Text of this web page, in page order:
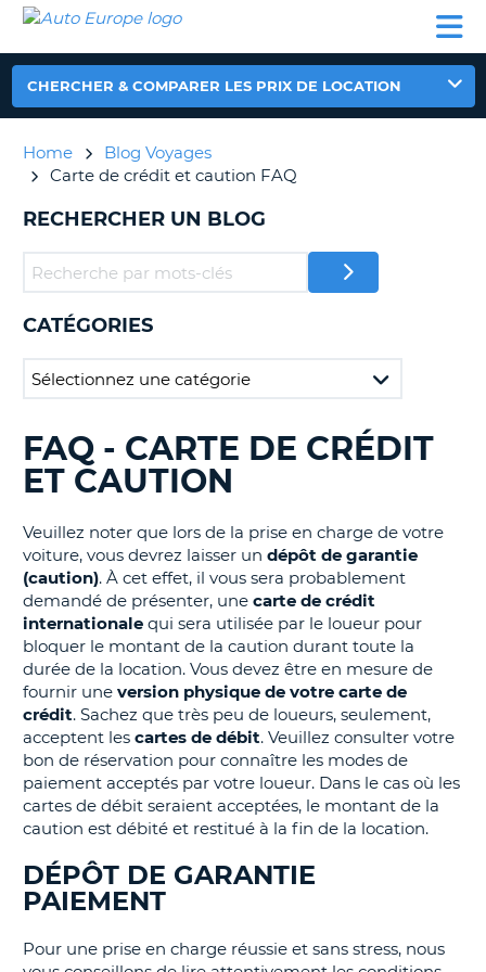
LOCATION
VOITURE
CAMPING-
CAR
CLIENT
AUTO
EUROPE
LOCATION
VOITURE
CAR
PARTENAIRES
CLIENT
COMPTE
GÉRER
MA
CHERCHER & COMPARER LES PRIX DE LOCATION
Home
Blog Voyages
Carte de crédit et caution FAQ
RECHERCHER UN BLOG
CATÉGORIES
RECHERCHER
DES
BLOGS......
FAQ - CARTE DE CRÉDIT
ET CAUTION
Veuillez noter que lors de la prise en charge de votre
voiture, vous devrez laisser un dépôt de garantie
(caution). À cet effet, il vous sera probablement
demandé de présenter, une carte de crédit
internationale qui sera utilisée par le loueur pour
bloquer le montant de la caution durant toute la
durée de la location. Vous devez être en mesure de
fournir une version physique de votre carte de
crédit. Sachez que très peu de loueurs, seulement,
acceptent les cartes de débit. Veuillez consulter votre
bon de réservation pour connaître les modes de
paiement acceptés par votre loueur. Dans le cas où les
cartes de débit seraient acceptées, le montant de la
caution est débité et restitué à la fin de la location.
DÉPÔT DE GARANTIE
PAIEMENT
Pour une prise en charge réussie et sans stress, nous